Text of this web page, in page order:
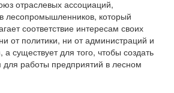
отраслевых ассоциаций,
лесопромышленников, который
соответствие интересам своих
от политики, ни от администраций и
а существует для того, чтобы создать
работы предприятий в лесном